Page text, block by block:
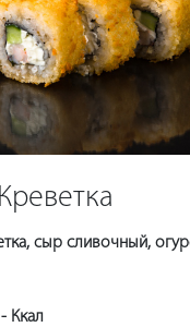
сыр сливочный,
- Ккал